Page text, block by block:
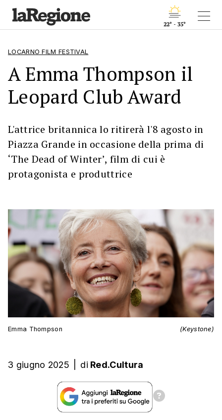
22° - 35°
LOCARNO FILM FESTIVAL
A Emma Thompson il
Leopard Club Award
L'attrice britannica lo ritirerà l'8 agosto in
Piazza Grande in occasione della prima di
‘The Dead of Winter’, film di cui è
protagonista e produttrice
Emma Thompson (Keystone)
3 giugno 2025 di Red.Cultura